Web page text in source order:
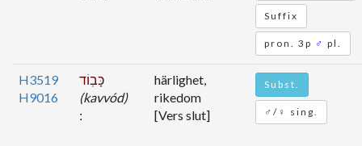
Suffix
pron. 3p ♂ pl.
H3519
H9016
כָּבֽוֹד
(kavvód)
härlighet,
rikedom
[Vers slut]
Subst.
♂/♀ sing.